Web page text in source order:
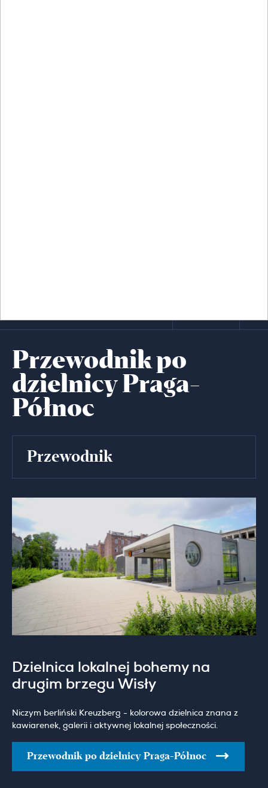
Przewodnik po
dzielnicy Praga-
Północ
Przewodnik
Dzielnica lokalnej bohemy na
drugim brzegu Wisły
Niczym berliński Kreuzberg - kolorowa dzielnica znana z
kawiarenek, galerii i aktywnej lokalnej społeczności.
Przewodnik po dzielnicy Praga-Północ